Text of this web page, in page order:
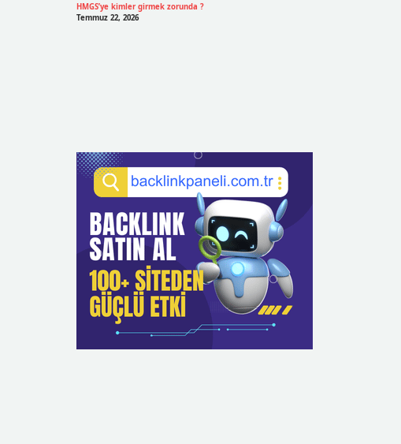
HMGS’ye kimler girmek zorunda ?
Temmuz 22, 2026